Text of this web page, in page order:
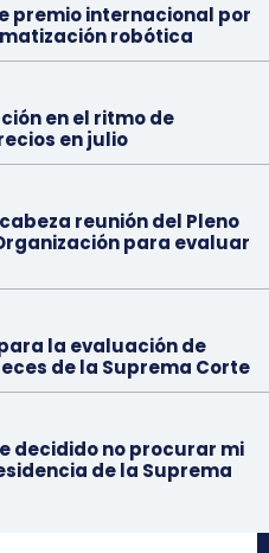
premio internacional por
robótica
en el ritmo de
en julio
reunión del Pleno
para evaluar
la evaluación de
de la Suprema Corte
decidido no procurar mi
de la Suprema